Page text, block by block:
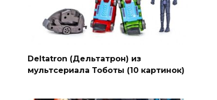
Deltatron (Дельтатрон) из
мультсериала Тоботы (10 картинок)